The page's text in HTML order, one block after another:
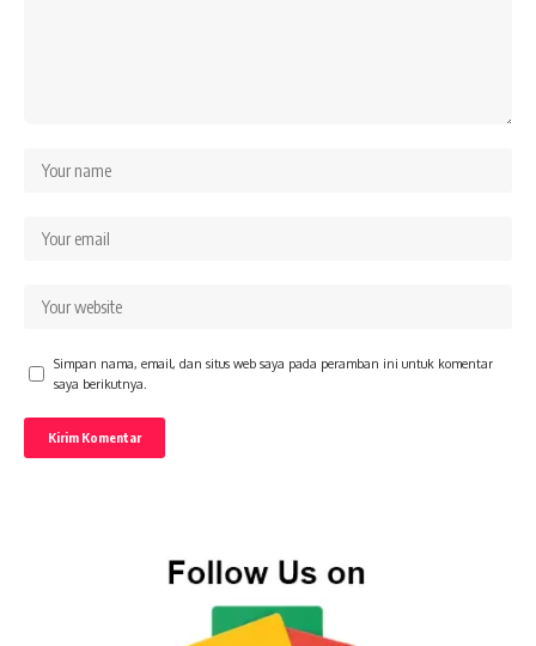
Simpan nama, email, dan situs web saya pada peramban ini untuk komentar
saya berikutnya.